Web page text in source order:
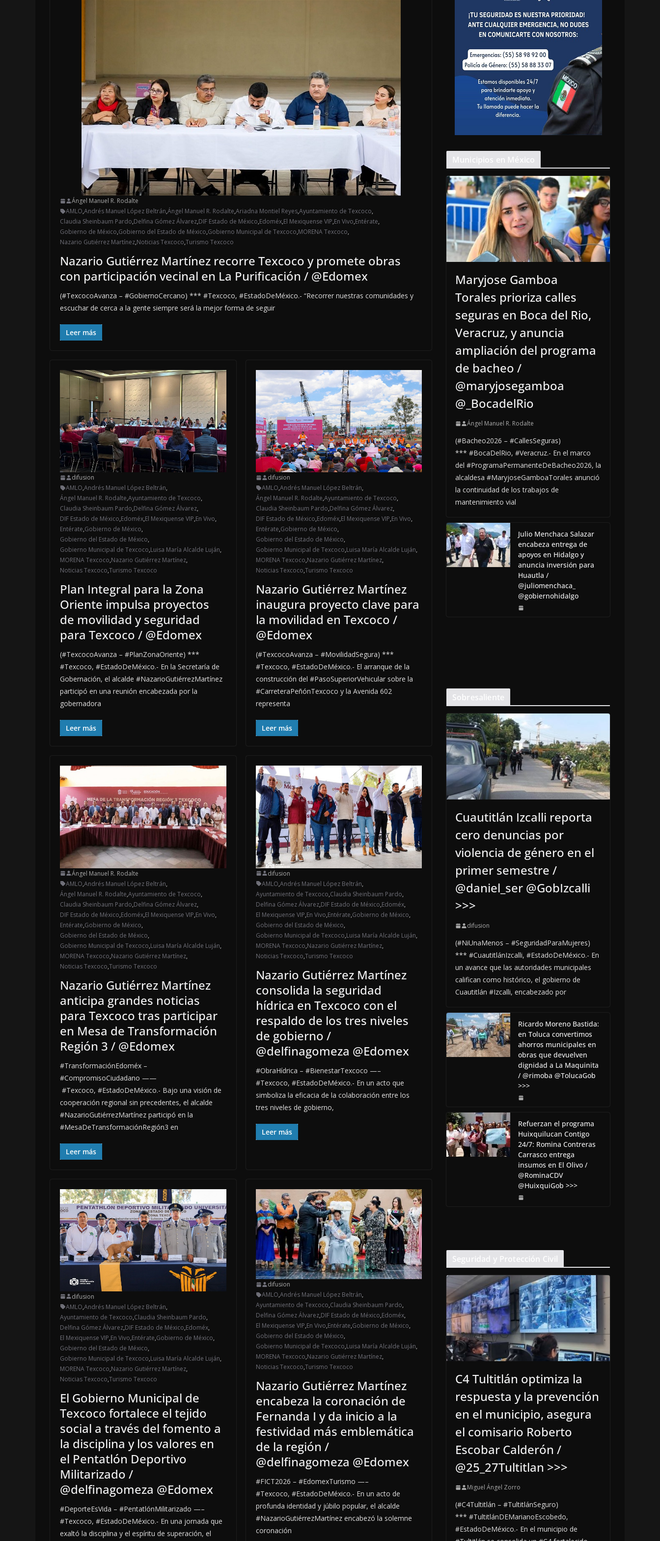
Ángel Manuel R. Rodalte
AMLO,Andrés Manuel López Beltrán,Ángel Manuel R. Rodalte,Ariadna Montiel Reyes,Ayuntamiento de Texcoco,
Claudia Sheinbaum Pardo,Delfina Gómez Álvarez,DIF Estado de México,Edoméx,El Mexiquense VIP,En Vivo,Entérate,
Gobierno de México,Gobierno del Estado de México,Gobierno Municipal de Texcoco,MORENA Texcoco,
Nazario Gutiérrez Martínez,Noticias Texcoco,Turismo Texcoco
Nazario Gutiérrez Martínez recorre Texcoco y promete obras
con participación vecinal en La Purificación / @Edomex
(#TexcocoAvanza – #GobiernoCercano) *** #Texcoco, #EstadoDeMéxico.- “Recorrer nuestras comunidades y
escuchar de cerca a la gente siempre será la mejor forma de seguir
Leer más
difusion
AMLO,Andrés Manuel López Beltrán,
Ángel Manuel R. Rodalte,Ayuntamiento de Texcoco,
Claudia Sheinbaum Pardo,Delfina Gómez Álvarez,
DIF Estado de México,Edoméx,El Mexiquense VIP,En Vivo,
Entérate,Gobierno de México,
Gobierno del Estado de México,
Gobierno Municipal de Texcoco,Luisa María Alcalde Luján,
MORENA Texcoco,Nazario Gutiérrez Martínez,
Noticias Texcoco,Turismo Texcoco
Plan Integral para la Zona
Oriente impulsa proyectos
de movilidad y seguridad
para Texcoco / @Edomex
(#TexcocoAvanza – #PlanZonaOriente) ***
#Texcoco, #EstadoDeMéxico.- En la Secretaría de
Gobernación, el alcalde #NazarioGutiérrezMartínez
participó en una reunión encabezada por la
gobernadora
Leer más
difusion
AMLO,Andrés Manuel López Beltrán,
Ángel Manuel R. Rodalte,Ayuntamiento de Texcoco,
Claudia Sheinbaum Pardo,Delfina Gómez Álvarez,
DIF Estado de México,Edoméx,El Mexiquense VIP,En Vivo,
Entérate,Gobierno de México,
Gobierno del Estado de México,
Gobierno Municipal de Texcoco,Luisa María Alcalde Luján,
MORENA Texcoco,Nazario Gutiérrez Martínez,
Noticias Texcoco,Turismo Texcoco
Nazario Gutiérrez Martínez
inaugura proyecto clave para
la movilidad en Texcoco /
@Edomex
(#TexcocoAvanza – #MovilidadSegura) ***
#Texcoco, #EstadoDeMéxico.- El arranque de la
construcción del #PasoSuperiorVehicular sobre la
#CarreteraPeñónTexcoco y la Avenida 602
representa
Leer más
Ángel Manuel R. Rodalte
AMLO,Andrés Manuel López Beltrán,
Ángel Manuel R. Rodalte,Ayuntamiento de Texcoco,
Claudia Sheinbaum Pardo,Delfina Gómez Álvarez,
DIF Estado de México,Edoméx,El Mexiquense VIP,En Vivo,
Entérate,Gobierno de México,
Gobierno del Estado de México,
Gobierno Municipal de Texcoco,Luisa María Alcalde Luján,
MORENA Texcoco,Nazario Gutiérrez Martínez,
Noticias Texcoco,Turismo Texcoco
Nazario Gutiérrez Martínez
anticipa grandes noticias
para Texcoco tras participar
en Mesa de Transformación
Región 3 / @Edomex
#TransformaciónEdoméx –
#CompromisoCiudadano ——
#Texcoco, #EstadoDeMéxico.- Bajo una visión de
cooperación regional sin precedentes, el alcalde
#NazarioGutiérrezMartínez participó en la
#MesaDeTransformaciónRegión3 en
Leer más
difusion
AMLO,Andrés Manuel López Beltrán,
Ayuntamiento de Texcoco,Claudia Sheinbaum Pardo,
Delfina Gómez Álvarez,DIF Estado de México,Edoméx,
El Mexiquense VIP,En Vivo,Entérate,Gobierno de México,
Gobierno del Estado de México,
Gobierno Municipal de Texcoco,Luisa María Alcalde Luján,
MORENA Texcoco,Nazario Gutiérrez Martínez,
Noticias Texcoco,Turismo Texcoco
Nazario Gutiérrez Martínez
consolida la seguridad
hídrica en Texcoco con el
respaldo de los tres niveles
de gobierno /
@delfinagomeza @Edomex
#ObraHídrica – #BienestarTexcoco —–
#Texcoco, #EstadoDeMéxico.- En un acto que
simboliza la eficacia de la colaboración entre los
tres niveles de gobierno,
Leer más
difusion
AMLO,Andrés Manuel López Beltrán,
Ayuntamiento de Texcoco,Claudia Sheinbaum Pardo,
Delfina Gómez Álvarez,DIF Estado de México,Edoméx,
El Mexiquense VIP,En Vivo,Entérate,Gobierno de México,
Gobierno del Estado de México,
Gobierno Municipal de Texcoco,Luisa María Alcalde Luján,
MORENA Texcoco,Nazario Gutiérrez Martínez,
Noticias Texcoco,Turismo Texcoco
El Gobierno Municipal de
Texcoco fortalece el tejido
social a través del fomento a
la disciplina y los valores en
el Pentatlón Deportivo
Militarizado /
@delfinagomeza @Edomex
#DeporteEsVida – #PentatlónMilitarizado —–
#Texcoco, #EstadoDeMéxico.- En una jornada que
exaltó la disciplina y el espíritu de superación, el
difusion
AMLO,Andrés Manuel López Beltrán,
Ayuntamiento de Texcoco,Claudia Sheinbaum Pardo,
Delfina Gómez Álvarez,DIF Estado de México,Edoméx,
El Mexiquense VIP,En Vivo,Entérate,Gobierno de México,
Gobierno del Estado de México,
Gobierno Municipal de Texcoco,Luisa María Alcalde Luján,
MORENA Texcoco,Nazario Gutiérrez Martínez,
Noticias Texcoco,Turismo Texcoco
Nazario Gutiérrez Martínez
encabeza la coronación de
Fernanda I y da inicio a la
festividad más emblemática
de la región /
@delfinagomeza @Edomex
#FICT2026 – #EdomexTurismo —–
#Texcoco, #EstadoDeMéxico.- En un acto de
profunda identidad y júbilo popular, el alcalde
#NazarioGutiérrezMartínez encabezó la solemne
coronación
Municipios en México
Maryjose Gamboa
Torales prioriza calles
seguras en Boca del Rio,
Veracruz, y anuncia
ampliación del programa
de bacheo /
@maryjosegamboa
@_BocadelRio
Ángel Manuel R. Rodalte
(#Bacheo2026 – #CallesSeguras)
*** #BocaDelRio, #Veracruz.- En el marco
del #ProgramaPermanenteDeBacheo2026, la
alcaldesa #MaryjoseGamboaTorales anunció
la continuidad de los trabajos de
mantenimiento vial
Julio Menchaca Salazar
encabeza entrega de
apoyos en Hidalgo y
anuncia inversión para
Huautla /
@juliomenchaca_
@gobiernohidalgo
Sobresaliente
Cuautitlán Izcalli reporta
cero denuncias por
violencia de género en el
primer semestre /
@daniel_ser @GobIzcalli
>>>
difusion
(#NiUnaMenos – #SeguridadParaMujeres)
*** #CuautitlánIzcalli, #EstadoDeMéxico.- En
un avance que las autoridades municipales
califican como histórico, el gobierno de
Cuautitlán #Izcalli, encabezado por
Ricardo Moreno Bastida:
en Toluca convertimos
ahorros municipales en
obras que devuelven
dignidad a La Maquinita
/ @rimoba @TolucaGob
>>>
Refuerzan el programa
Huixquilucan Contigo
24/7: Romina Contreras
Carrasco entrega
insumos en El Olivo /
@RominaCDV
@HuixquiGob >>>
Seguridad y Protección Civil
C4 Tultitlán optimiza la
respuesta y la prevención
en el municipio, asegura
el comisario Roberto
Escobar Calderón /
@25_27Tultitlan >>>
Miguel Ángel Zorro
(#C4Tultitlán – #TultitlánSeguro)
*** #TultitlánDEMarianoEscobedo,
#EstadoDeMéxico.- En el municipio de